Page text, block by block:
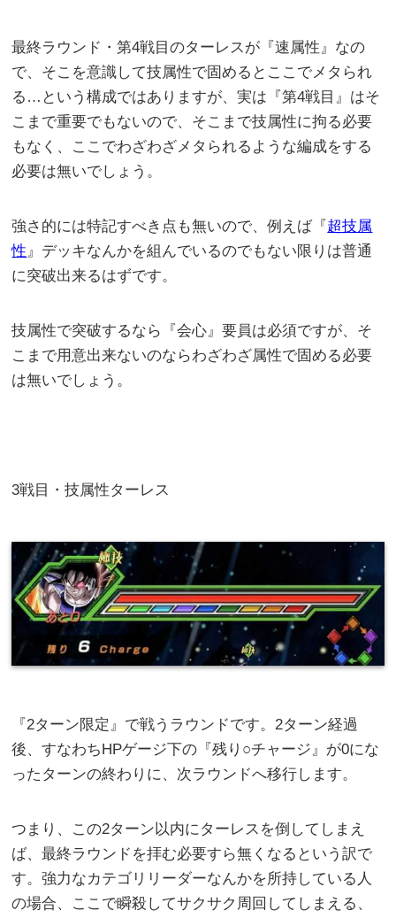
最終ラウンド・第4戦目のターレスが『速属性』なの
で、そこを意識して技属性で固めるとここでメタられ
る…という構成ではありますが、実は『第4戦目』はそ
こまで重要でもないので、そこまで技属性に拘る必要
もなく、ここでわざわざメタられるような編成をする
必要は無いでしょう。
強さ的には特記すべき点も無いので、例えば『 超技属
性』デッキなんかを組んでいるのでもない限りは普通
に突破出来るはずです。
技属性で突破するなら『会心』要員は必須ですが、そ
こまで用意出来ないのならわざわざ属性で固める必要
は無いでしょう。
3戦目・技属性ターレス
『2ターン限定』で戦うラウンドです。2ターン経過
後、すなわちHPゲージ下の『残り○チャージ』が0にな
ったターンの終わりに、次ラウンドへ移行します。
つまり、この2ターン以内にターレスを倒してしまえ
ば、最終ラウンドを拝む必要すら無くなるという訳で
す。強力なカテゴリリーダーなんかを所持している人
の場合、ここで瞬殺してサクサク周回してしまえる、